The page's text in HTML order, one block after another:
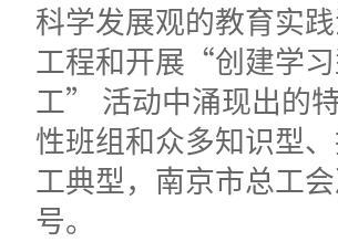
科学发展观的教育实
工程和开展“创建学
工” 活动中涌现出的
性班组和众多知识型
工典型，南京市总工
号。